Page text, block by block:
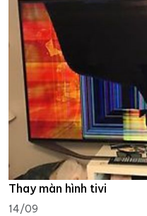
Thay màn hình tivi
14/09